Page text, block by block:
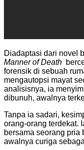
Diadaptasi dari novel
Manner of Death
forensik di sebuah
mengautopsi mayat
analisisnya, ia
dibunuh, awalnya
Tanpa ia sadari,
orang-orang terdekat.
bersama seorang pria
awalnya curiga